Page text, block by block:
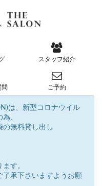
スタッフ紹介
問 ご予約
は、新型コロナウイル
、
の無料貸し出し
す。
了承下さいますようお願